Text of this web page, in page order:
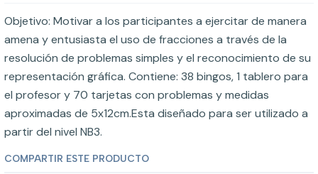
Objetivo: Motivar a los participantes a ejercitar de manera
amena y entusiasta el uso de fracciones a través de la
resolución de problemas simples y el reconocimiento de su
representación gráfica. Contiene: 38 bingos, 1 tablero para
el profesor y 70 tarjetas con problemas y medidas
aproximadas de 5x12cm.Esta diseñado para ser utilizado a
partir del nivel NB3.
COMPARTIR ESTE PRODUCTO